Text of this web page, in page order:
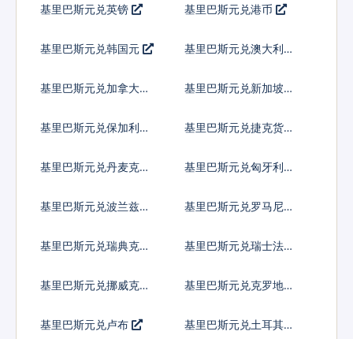
基里巴斯元兑英镑 基里巴斯元兑港币
基里巴斯元兑韩国元
基里巴斯元兑澳大利亚
基里巴斯元兑加拿大元 基里巴斯元兑新加坡元
基里巴斯元兑保加利亚
基里巴斯元兑捷克货币
基里巴斯元兑丹麦克朗
基里巴斯元兑匈牙利福
基里巴斯元兑波兰兹罗
基里巴斯元兑罗马尼亚
基里巴斯元兑瑞典克朗 基里巴斯元兑瑞士法郎
基里巴斯元兑挪威克朗
基里巴斯元兑克罗地亚
基里巴斯元兑卢布
基里巴斯元兑土耳其里